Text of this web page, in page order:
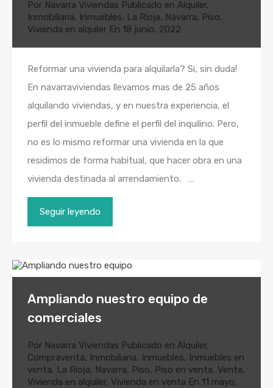
Por Navarra Viviendas Publicado en Alquiler,
Inmobiliaria, Inmuebles, La Rioja, Navarra, Piso,
Vivienda en alquiler En 18 junio, 2022
Reformar una vivienda para alquilarla? Si, sin duda!
En navarraviviendas llevamos mas de 25 años
alquilando viviendas, y en nuestra experiencia, el
perfil del inmueble define el perfil del inquilino. Pero,
no es lo mismo reformar una vivienda en la que
residimos de forma habitual, que hacer obra en una
vivienda destinada al arrendamiento. …
Seguir leyendo
Ampliando nuestro equipo de
comerciales
Por Navarra Viviendas Publicado en Alquiler,
Compraventa, Inmobiliaria, Inmuebles, Inmuebles en
venta, La Rioja, Navarra, Piso, Piso en venta, Venta,
Vivienda en alquiler, Vivienda en venta En 11 mayo,